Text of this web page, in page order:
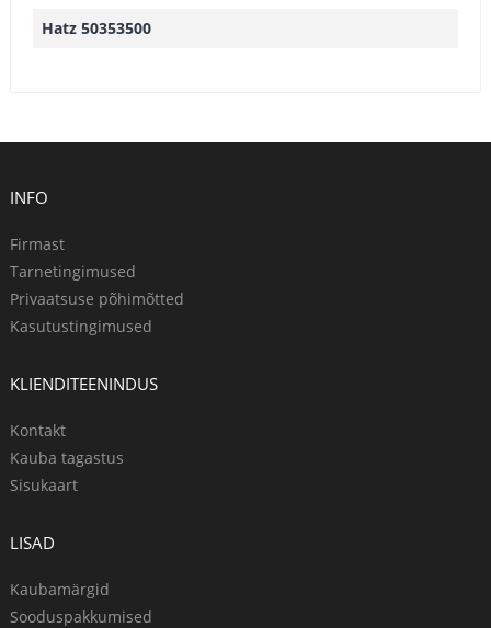
Hatz 50353500
INFO
Firmast
Tarnetingimused
Privaatsuse põhimõtted
Kasutustingimused
KLIENDITEENINDUS
Kontakt
Kauba tagastus
Sisukaart
LISAD
Kaubamärgid
Sooduspakkumised